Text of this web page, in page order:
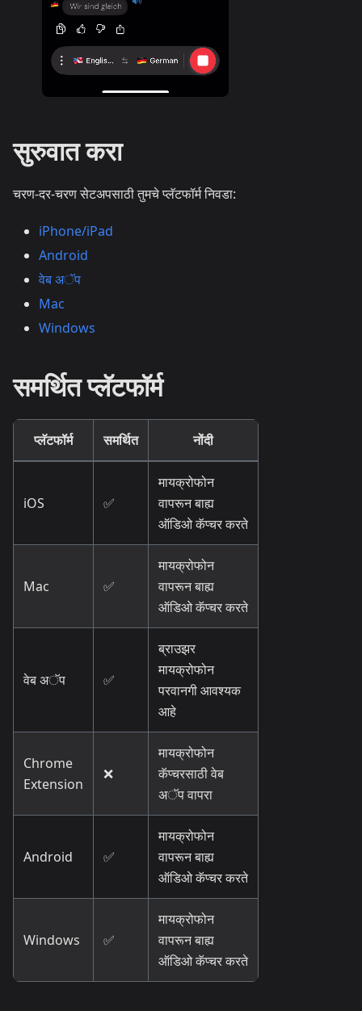
सुरुवात करा
चरण-दर-चरण सेटअपसाठी तुमचे प्लॅटफॉर्म निवडा:
iPhone/iPad
Android
वेब अॅप
Mac
Windows
समर्थित प्लॅटफॉर्म
प्लॅटफॉर्म समर्थित नोंदी
iOS ✅
मायक्रोफोन
वापरून बाह्य
ऑडिओ कॅप्चर करते
Mac ✅
मायक्रोफोन
वापरून बाह्य
ऑडिओ कॅप्चर करते
वेब अॅप ✅
ब्राउझर
मायक्रोफोन
परवानगी आवश्यक
आहे
Chrome
Extension
❌
मायक्रोफोन
कॅप्चरसाठी वेब
अॅप वापरा
Android ✅
मायक्रोफोन
वापरून बाह्य
ऑडिओ कॅप्चर करते
Windows ✅
मायक्रोफोन
वापरून बाह्य
ऑडिओ कॅप्चर करते